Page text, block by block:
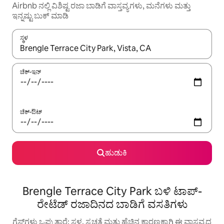
Airbnb ನಲ್ಲಿ ವಿಶಿಷ್ಟ ರಜಾ ಬಾಡಿಗೆ ವಾಸ್ತವ್ಯಗಳು, ಮನೆಗಳು ಮತ್ತು
ಇನ್ನಷ್ಟು ಬುಕ್ ಮಾಡಿ
ಸ್ಥಳ
ಫಲಿತಾಂಶಗಳು ಲಭ್ಯವಿರುವಾಗ, ಅಪ್ ಮತ್ತು ಡೌನ್ ಬಾಣದ ಕೀಲಿಗಳೊಂದಿಗೆ
ಚೆಕ್-ಇನ್
ಚೆಕ್-ಔಟ್
ಹುಡುಕಿ
Brengle Terrace City Park ಬಳಿ ಟಾಪ್-
ರೇಟೆಡ್ ರಜಾದಿನದ ಬಾಡಿಗೆ ವಸತಿಗಳು
ಗೆಸ್ಟ್‌ಗಳು ಒಪ್ಪುತ್ತಾರೆ: ಸ್ಥಳ, ಸ್ವಚ್ಛತೆ ಮತ್ತು ಹೆಚ್ಚಿನ ಕಾರಣಕ್ಕಾಗಿ ಈ ವಾಸ್ತವ್ಯದ